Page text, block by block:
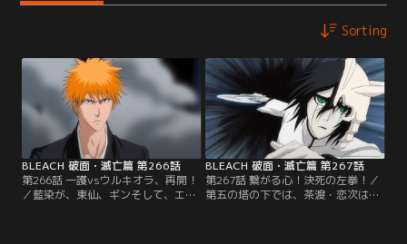
Sorting
BLEACH 破面・滅亡篇 第266話
第266話 一護vsウルキオラ、再開！
／藍染が、東仙、ギンそして、エス
BLEACH 破面・滅亡篇 第267話
第267話 繋がる心！決死の左拳！／
第五の塔の下では、茶渡・恋次は巨